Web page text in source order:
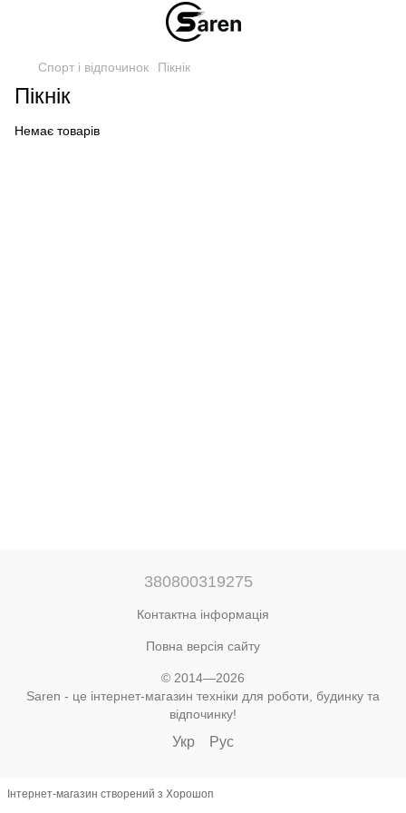
Спорт і відпочинок Пікнік
Пікнік
Немає товарів
380800319275
Контактна інформація
Повна версія сайту
© 2014—2026
Saren - це інтернет-магазин техніки для роботи, будинку та
відпочинку!
Укр Рус
Інтернет-магазин створений з Хорошоп